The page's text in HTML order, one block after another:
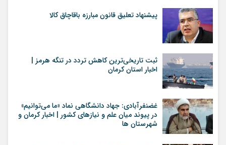
پیشنهاد تعلیق قانون مبارزه باقاچاق کالا
ثبت تاریخی‌ترین کاهش تردد در تنگه هرمز |
اخبار استان کرمان
غضنفرآبادی: جهاد دانشگاهی نماد «ما می‌توانیم»
در پیوند میان علم و نیازهای کشور | اخبار کرمان و
شهرستان ها